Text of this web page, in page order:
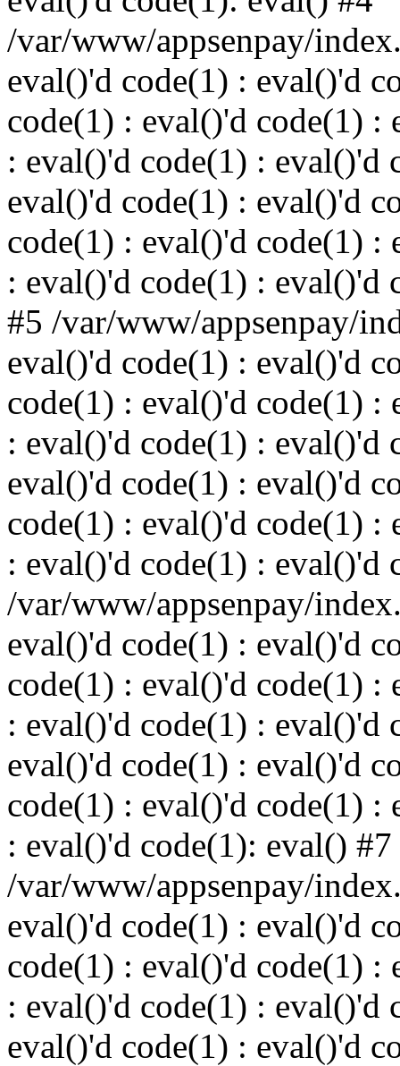
/var/www/appsenpay/
eval()'d code(1) : eval()'d
code(1) : eval()'d code(1) :
: eval()'d code(1) : eval()'d
eval()'d code(1) : eval()'d
code(1) : eval()'d code(1) :
: eval()'d code(1) : eval()'d
#5 /var/www/appsenpay/
eval()'d code(1) : eval()'d
code(1) : eval()'d code(1) :
: eval()'d code(1) : eval()'d
eval()'d code(1) : eval()'d
code(1) : eval()'d code(1) :
: eval()'d code(1) : eval()'d
/var/www/appsenpay/
eval()'d code(1) : eval()'d
code(1) : eval()'d code(1) :
: eval()'d code(1) : eval()'d
eval()'d code(1) : eval()'d
code(1) : eval()'d code(1) :
: eval()'d code(1): eval() #7
/var/www/appsenpay/
eval()'d code(1) : eval()'d
code(1) : eval()'d code(1) :
: eval()'d code(1) : eval()'d
eval()'d code(1) : eval()'d